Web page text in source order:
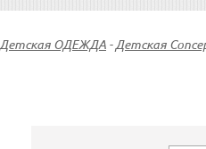
Детская ОДЕЖДА - Детская